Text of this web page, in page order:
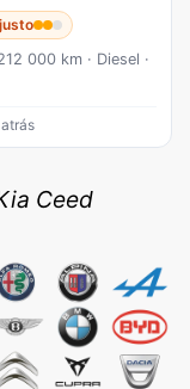
000 km · Diesel ·
Ceed